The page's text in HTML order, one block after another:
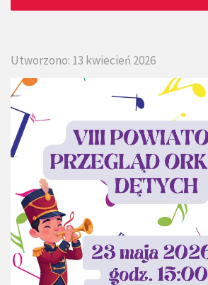
Utworzono: 13 kwiecień 2026